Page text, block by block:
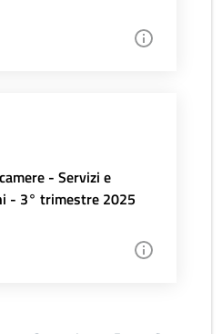
- Servizi e
- 3° trimestre 2025